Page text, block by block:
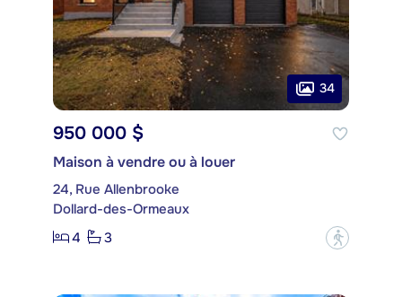
34
950 000 $
Maison à vendre ou à louer
24, Rue Allenbrooke
Dollard-des-Ormeaux
4
3 ?